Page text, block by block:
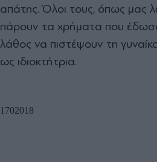
απάτης. Όλοι τους, όπως μας
πάρουν τα χρήματα που
λάθος να πιστέψουν τη
ως ιδιοκτήτρια.